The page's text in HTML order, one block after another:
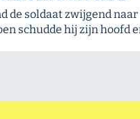
de soldaat zwijgend naar
schudde hij zijn hoofd